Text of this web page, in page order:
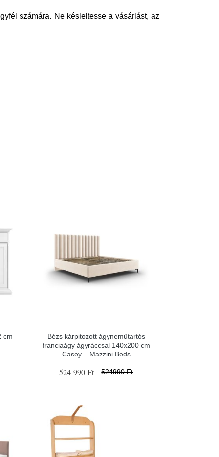
számára. Ne késleltesse a vásárlást, az
cm
Bézs kárpitozott ágyneműtartós
franciaágy ágyráccsal 140x200 cm
Casey – Mazzini Beds
524 990 Ft 524990 Ft